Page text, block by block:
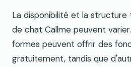
La disponibilité et la structure
de chat Callme peuvent
formes peuvent offrir des
gratuitement, tandis que